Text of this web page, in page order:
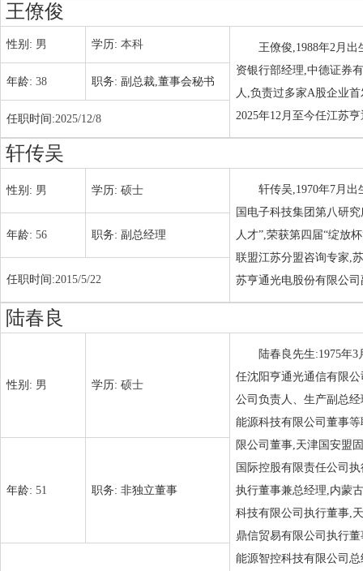
王僚俊
性别: 男 学历: 本科
王僚俊,1988年2月
资银行部经理,中德证券
人,负责过多家A股企业
2025年12月至今任江苏
年龄: 38 职务: 副总裁,董事会秘书
任职时间:2025/12/8
轩传吴
性别: 男 学历: 硕士
轩传吴,1970年7月
国电子科技集团第八研
人才”,荣获第四届“绽放
联盟江苏分盟咨询专家,
苏亨通光电股份有限公
年龄: 56 职务: 副总经理
任职时间:2015/5/22
陆春良
性别: 男 学历: 硕士
陆春良先生:1975年
任沈阳亨通光通信有限
公司负责人、生产副总
能源科技有限公司董事
限公司董事,天津国安盟
国际控股有限责任公司
执行董事兼总经理,内蒙
科技有限公司执行董事,
鼎信贸易有限公司执行
能源智控科技有限公司
年龄: 51 职务: 非独立董事